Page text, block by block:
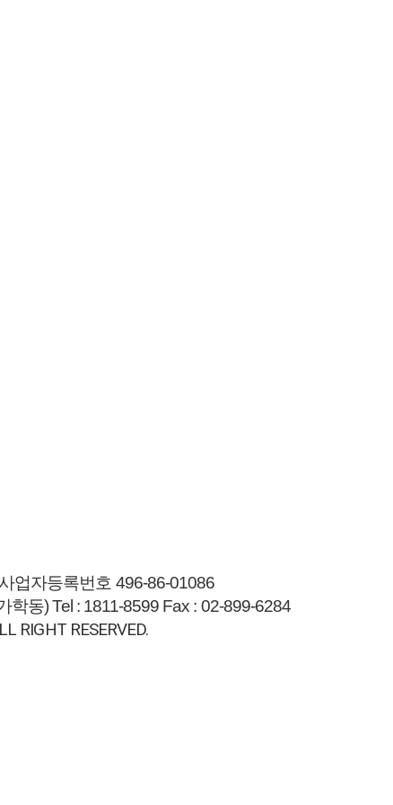
사업자등록번호 496-86-01086
학동)Tel : 1811-8599 Fax : 02-899-6284
RIGHT RESERVED.